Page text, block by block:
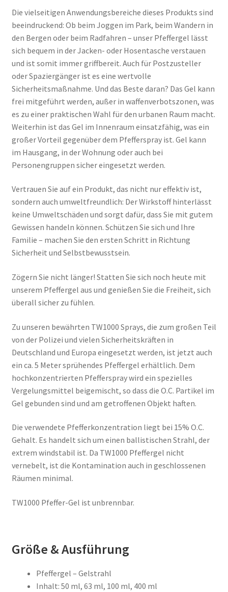
Die vielseitigen Anwendungsbereiche dieses Produkts sind
beeindruckend: Ob beim Joggen im Park, beim Wandern in
den Bergen oder beim Radfahren – unser Pfeffergel lässt
sich bequem in der Jacken- oder Hosentasche verstauen
und ist somit immer griffbereit. Auch für Postzusteller
oder Spaziergänger ist es eine wertvolle
Sicherheitsmaßnahme. Und das Beste daran? Das Gel kann
frei mitgeführt werden, außer in waffenverbotszonen, was
es zu einer praktischen Wahl für den urbanen Raum macht.
Weiterhin ist das Gel im Innenraum einsatzfähig, was ein
großer Vorteil gegenüber dem Pfefferspray ist. Gel kann
im Hausgang, in der Wohnung oder auch bei
Personengruppen sicher eingesetzt werden.
Vertrauen Sie auf ein Produkt, das nicht nur effektiv ist,
sondern auch umweltfreundlich: Der Wirkstoff hinterlässt
keine Umweltschäden und sorgt dafür, dass Sie mit gutem
Gewissen handeln können. Schützen Sie sich und Ihre
Familie – machen Sie den ersten Schritt in Richtung
Sicherheit und Selbstbewusstsein.
Zögern Sie nicht länger! Statten Sie sich noch heute mit
unserem Pfeffergel aus und genießen Sie die Freiheit, sich
überall sicher zu fühlen.
Zu unseren bewährten TW1000 Sprays, die zum großen Teil
von der Polizei und vielen Sicherheitskräften in
Deutschland und Europa eingesetzt werden, ist jetzt auch
ein ca. 5 Meter sprühendes Pfeffergel erhältlich. Dem
hochkonzentrierten Pfefferspray wird ein spezielles
Vergelungsmittel beigemischt, so dass die O.C. Partikel im
Gel gebunden sind und am getroffenen Objekt haften.
Die verwendete Pfefferkonzentration liegt bei 15% O.C.
Gehalt. Es handelt sich um einen ballistischen Strahl, der
extrem windstabil ist. Da TW1000 Pfeffergel nicht
vernebelt, ist die Kontamination auch in geschlossenen
Räumen minimal.
TW1000 Pfeffer-Gel ist unbrennbar.
Größe & Ausführung
Pfeffergel – Gelstrahl
Inhalt: 50 ml, 63 ml, 100 ml, 400 ml